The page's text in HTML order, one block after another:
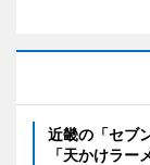
近畿の「セブ
「天かけラー